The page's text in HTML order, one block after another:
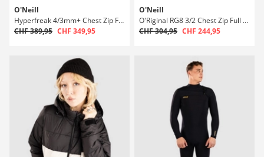
O'Neill
Hyperfreak 4/3mm+ Chest Zip Full Neoprenanzug
CHF 389,95 CHF 349,95
O'Neill
O'Riginal RG8 3/2 Chest Zip Full Neoprenanzug
CHF 304,95 CHF 244,95